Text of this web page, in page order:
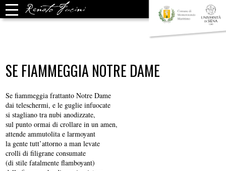
SE FIAMMEGGIA NOTRE DAME
Se fiammeggia frattanto Notre Dame
dai teleschermi, e le guglie infuocate
si stagliano tra nubi anodizzate,
sul punto ormai di crollare in un amen,
attende ammutolita e larmoyant
la gente tutt’attorno a man levate
crolli di filigrane consumate
(di stile fatalmente flamboyant)